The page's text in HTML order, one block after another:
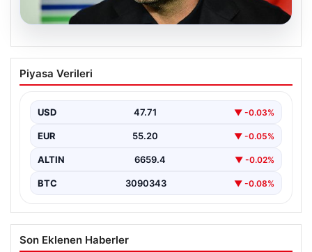
08.08.2026
Galatasaray 10 numara arayışını
netleştirdi: Batrakov için teklif, Mora
Galatasaray yönetimi, yaratıcı oyun kurucu arayışında
Piyasa Verileri
USD 47.71 ▼ -0.03%
EUR 55.20 ▼ -0.05%
ALTIN 6659.4 ▼ -0.02%
BTC 3090343 ▼ -0.08%
Son Eklenen Haberler